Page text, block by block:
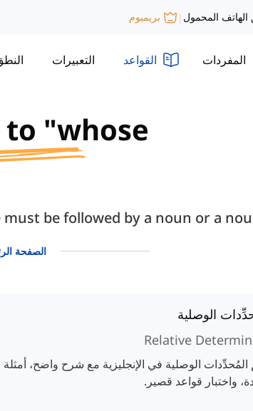
الهاتف المحمول | بريميوم
المفردات القواعد التعبيرات
"whose"
be followed by a noun or a
الصفحة
الوصلية
Relative
المُحدِّدات الوصلية في الإنجليزية مع شرح واضح، أمثلة
واختبار قواعد قصير.